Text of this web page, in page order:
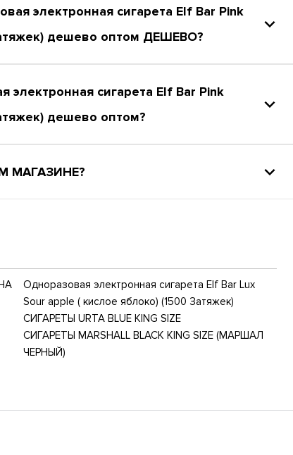
электронная сигарета Elf Bar Pink
дешево оптом ДЕШЕВО?
сигарета Elf Bar Pink
дешево оптом?
МАГАЗИНЕ?
Одноразовая электронная сигарета Elf Bar Lux
Sour apple ( кислое яблоко) (1500 Затяжек)
СИГАРЕТЫ URTA BLUE KING SIZE
СИГАРЕТЫ MARSHALL BLACK KING SIZE (МАРШАЛ
ЧЕРНЫЙ)